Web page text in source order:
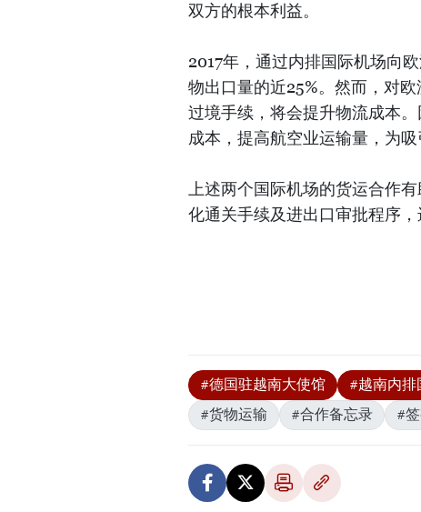
双方的根本利益。
2017年，通过内排国际机场向
物出口量的近25%。然而，对
过境手续，将会提升物流成本
成本，提高航空业运输量，为吸
上述两个国际机场的货运合作
化通关手续及进出口审批程序
#德国驻越南大使馆 #越南内排
#货物运输
#合作备忘录 #